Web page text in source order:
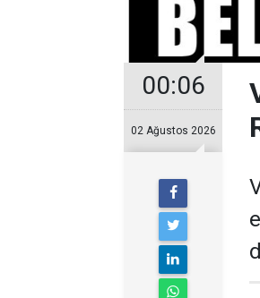
00:06
02 Ağustos 2026